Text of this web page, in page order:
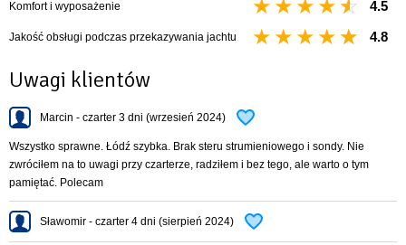
i wyposażenia jachtu SEDNA 30
Model jachtu: Sedna 30
Rok produkcji: 2017
Liczba osób: maksymalnie 10
Długość całkowita: 9 m
Szerokość całkowita: 3 m
Maksymalne zanurzenie: 2 m
Minimalne zanurzenie: 0,39 m
Wysokość kabiny: 1,9 m
Komfort i wyposażenie 4.5
Jakość obsługi podczas przekazywania jachtu 4.8
Uwagi klientów
Marcin - czarter 3 dni (wrzesień 2024)
Wszystko sprawne. Łódź szybka. Brak steru strumieniowego i sondy. Nie
zwróciłem na to uwagi przy czarterze, radziłem i bez tego, ale warto o tym
pamiętać. Polecam
Sławomir - czarter 4 dni (sierpień 2024)